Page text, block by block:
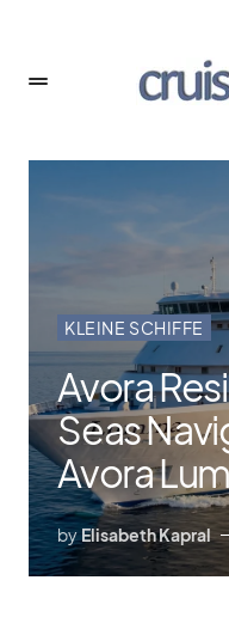
KLEINE SCHIFFE
Avora
Seas
Avora
by Elisabeth Kapral